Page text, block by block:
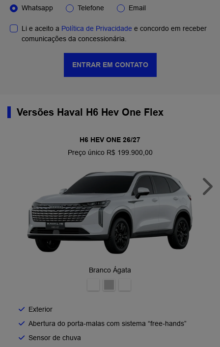
Whatsapp
Telefone Email
Li e aceito a Política de Privacidade e concordo em receber
comunicações da concessionária.
ENTRAR EM CONTATO
Versões Haval H6 Hev One Flex
H6 HEV ONE 26/27
Preço único R$ 199.900,00
Branco Ágata
Exterior
Abertura do porta-malas com sistema “free-hands”
Sensor de chuva